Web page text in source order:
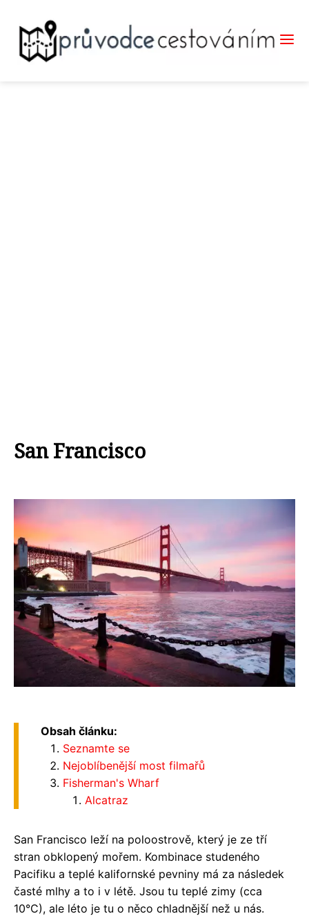
San Francisco
Obsah článku:
Seznamte se
Nejoblíbenější most filmařů
Fisherman's Wharf
Alcatraz
San Francisco leží na poloostrově, který je ze tří
stran obklopený mořem. Kombinace studeného
Pacifiku a teplé kalifornské pevniny má za následek
časté mlhy a to i v létě. Jsou tu teplé zimy (cca
10°C), ale léto je tu o něco chladnější než u nás.